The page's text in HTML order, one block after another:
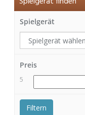
Spielgerät
Preis
5
Filtern